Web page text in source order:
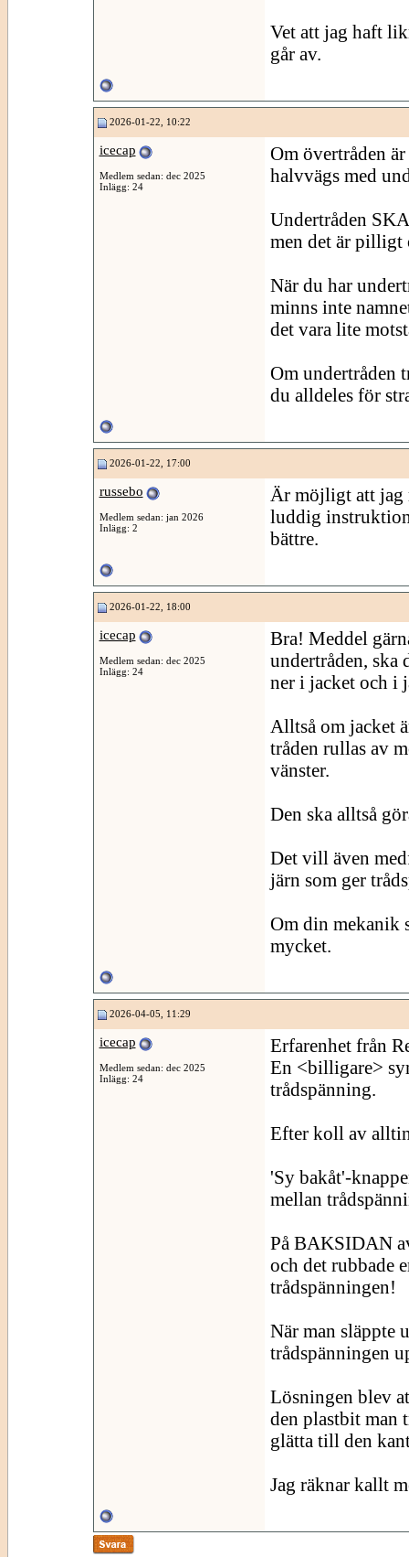
Vet att jag haft
går av.
2026-01-22, 10:22
icecap
Medlem sedan: dec 2025
Inlägg: 24
Om övertråden
halvvägs med
Undertråden
men det är pilligt
När du har
minns inte
det vara lite
Om undertråden
du alldeles för
2026-01-22, 17:00
russebo
Medlem sedan: jan 2026
Inlägg: 2
Är möjligt att jag
luddig
bättre.
2026-01-22, 18:00
icecap
Medlem sedan: dec 2025
Inlägg: 24
Bra! Meddel
undertråden, ska
ner i jacket och i
Alltså om jacket
tråden rullas av
vänster.
Den ska alltså
Det vill även
järn som ger
Om din mekanik
mycket.
2026-04-05, 11:29
icecap
Medlem sedan: dec 2025
Inlägg: 24
Erfarenhet från
En <billigare>
trådspänning.
Efter koll av
'Sy bakåt'-
mellan
På BAKSIDAN
och det rubbade
trådspänningen!
När man släppte
trådspänningen
Lösningen blev
den plastbit man
glätta till den
Jag räknar kallt